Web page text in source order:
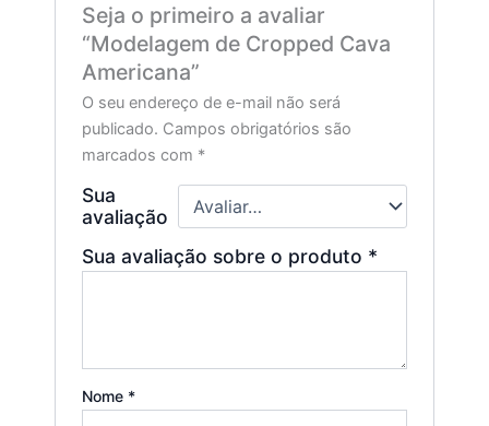
Seja o primeiro a avaliar
“Modelagem de Cropped Cava
Americana”
O seu endereço de e-mail não será
publicado. Campos obrigatórios são
marcados com *
Sua
avaliação
Sua avaliação sobre o produto *
Nome *